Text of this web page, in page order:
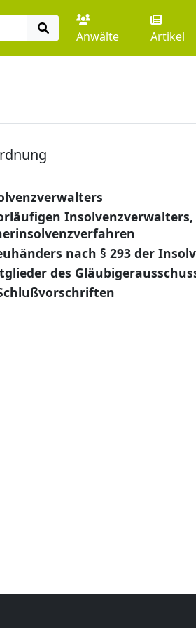
Anwälte Artikel
Insolvenzverwalters,
nach § 293 der
des